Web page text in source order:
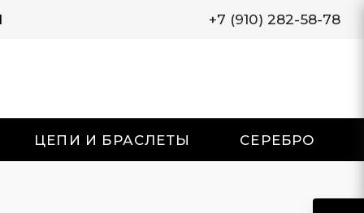
+7 (910) 282-58-78
ЦЕПИ И БРАСЛЕТЫ СЕРЕБРО